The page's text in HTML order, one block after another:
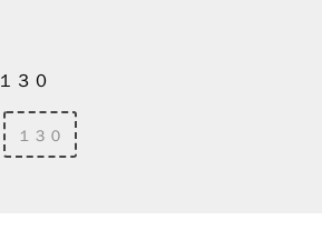
１３０
１３０